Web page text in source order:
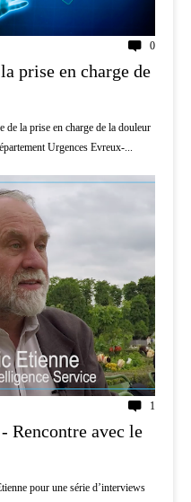
0
prise en charge de
la prise en charge de la douleur
Urgences Evreux-...
1
avec le
pour une série d’interviews